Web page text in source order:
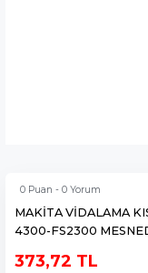
0 Puan - 0 Yorum
MAKİTA VİDALAMA
4300-FS2300
373,72 TL